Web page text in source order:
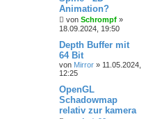
Animation?
von Schrompf »
18.09.2024, 19:50
Depth Buffer mit
64 Bit
von Mirror » 11.05.2024,
12:25
OpenGL
Schadowmap
relativ zur kamera